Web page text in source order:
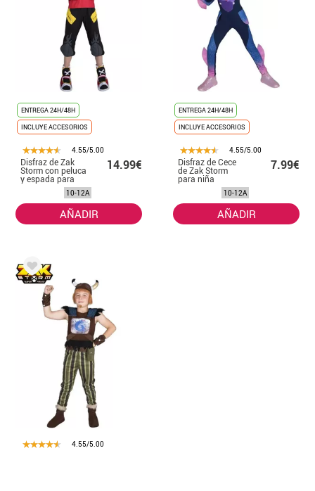
ENTREGA 24H/48H
INCLUYE ACCESORIOS
4.55/5.00
Disfraz de Zak
Storm con peluca
y espada para
niño
14.99€
10-12A
AÑADIR
ENTREGA 24H/48H
INCLUYE ACCESORIOS
4.55/5.00
Disfraz de Cece
de Zak Storm
para niña
7.99€
10-12A
AÑADIR
4.55/5.00